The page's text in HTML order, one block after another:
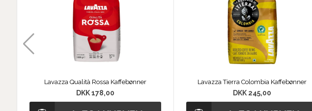
Lavazza Qualità Rossa Kaffebønner
DKK 178,00
Lavazza Tierra Colombia Kaffebønner
DKK 245,00